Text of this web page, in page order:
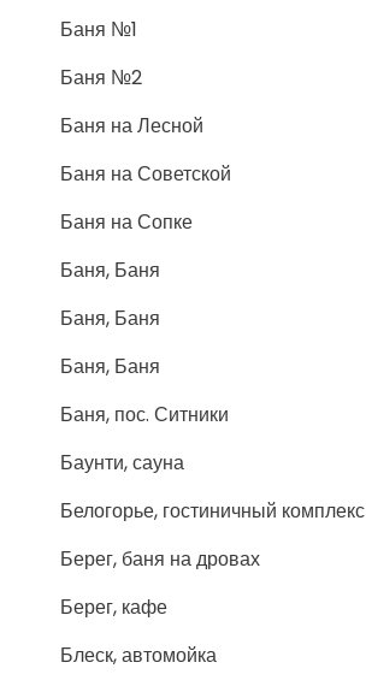
Баня №1
Баня №2
Баня на Лесной
Баня на Советской
Баня на Сопке
Баня, Баня
Баня, Баня
Баня, Баня
Баня, пос. Ситники
Баунти, сауна
Белогорье, гостиничный комплекс
Берег, баня на дровах
Берег, кафе
Блеск, автомойка